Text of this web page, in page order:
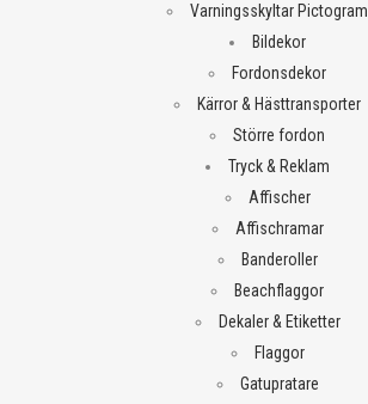
Varningsskyltar Pictogram
Bildekor
Fordonsdekor
Kärror & Hästtransporter
Större fordon
Tryck & Reklam
Affischer
Affischramar
Banderoller
Beachflaggor
Dekaler & Etiketter
Flaggor
Gatupratare